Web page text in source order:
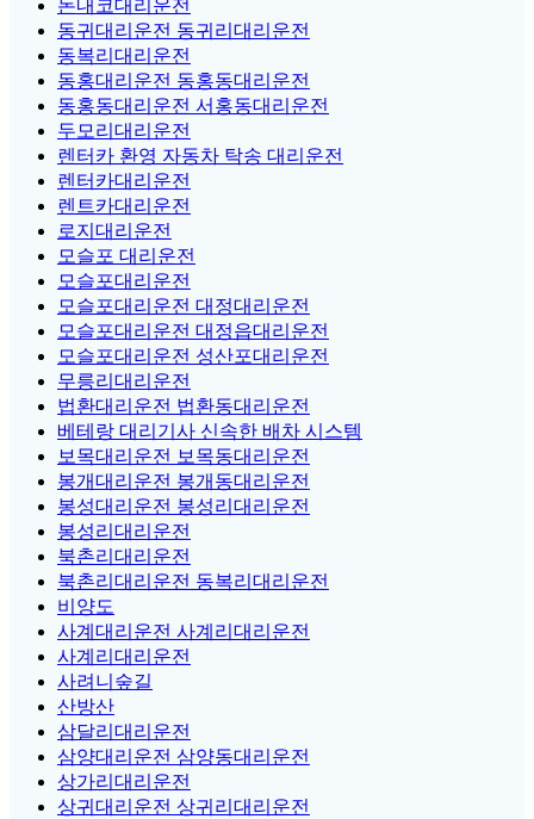
돈내코대리운전
동귀대리운전 동귀리대리운전
동복리대리운전
동홍대리운전 동홍동대리운전
동홍동대리운전 서홍동대리운전
두모리대리운전
렌터카 환영 자동차 탁송 대리운전
렌터카대리운전
렌트카대리운전
로지대리운전
모슬포 대리운전
모슬포대리운전
모슬포대리운전 대정대리운전
모슬포대리운전 대정읍대리운전
모슬포대리운전 성산포대리운전
무릉리대리운전
법환대리운전 법환동대리운전
베테랑 대리기사 신속한 배차 시스템
보목대리운전 보목동대리운전
봉개대리운전 봉개동대리운전
봉성대리운전 봉성리대리운전
봉성리대리운전
북촌리대리운전
북촌리대리운전 동복리대리운전
비양도
사계대리운전 사계리대리운전
사계리대리운전
사려니숲길
산방산
삼달리대리운전
삼양대리운전 삼양동대리운전
상가리대리운전
상귀대리운전 상귀리대리운전